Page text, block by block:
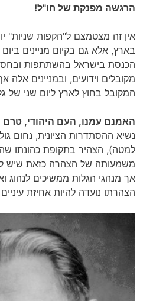
הרגשה מפנקת של חו"ל!
אין זה מצטמצם ל"הקפות שניות"
בארץ, אלא גם בקיום מניינים
הכנסת בישראל בהשתתפות
מקובלים וידועים, ובמניינים
המקובל בחוץ לארץ ליום שני של
האמנם עמנו, העם היהודי, טרם
נשיא ההסתדרות הציונית, נחום
למטה), הצהיר בתקופת כהונתו
משמעותה של הצהרה כזאת שיש
אך מנהגי הגלות ממשיכים לנהוג
הצהרתו נועדה להיות אחיזת